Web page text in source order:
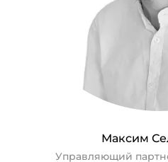
Максим
Управляющий